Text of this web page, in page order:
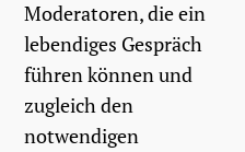
Moderatoren, die ein
lebendiges Gespräch
führen können und
zugleich den
notwendigen